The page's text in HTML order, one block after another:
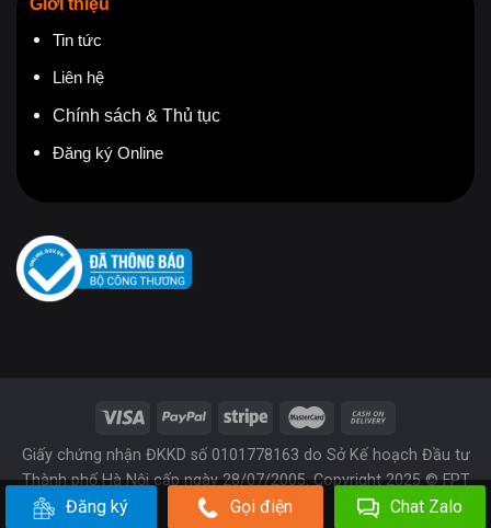
Tin tức
Liên hệ
Chính sách & Thủ tục
Đăng ký Online
Giấy chứng nhận ĐKKD số 0101778163 do Sở Kế hoạch Đầu tư
Thành phố Hà Nội cấp ngày 28/07/2005. Copyright 2025 © FPT
Telecom
Đăng ký Gọi điện Chat Zalo